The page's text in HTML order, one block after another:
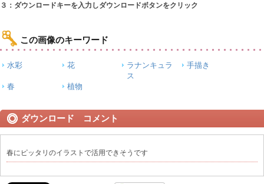
３：ダウンロードキーを入力しダウンロードボタンをクリック
この画像のキーワード
水彩 花
ラナンキュラ
ス
手描き
春 植物
ダウンロード コメント
春にピッタリのイラストで活用できそうです